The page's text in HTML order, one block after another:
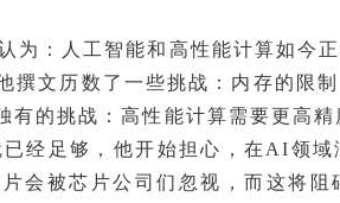
为：人工智能和高性能计算如今
撰文历数了一些挑战：内存的限
有的挑战：高性能计算需要更高精
已经足够，他开始担心，在AI领域
会被芯片公司们忽视，而这将